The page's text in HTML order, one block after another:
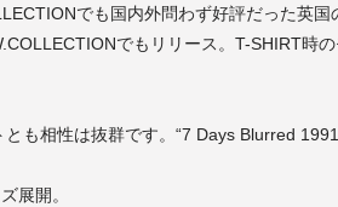
でも国内外問わず好評だった英
でもリリース。T-SHIRT時
も相性は抜群です。“7 Days Blurred
展開。